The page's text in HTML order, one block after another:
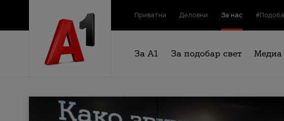
Приватни Деловни За нас
За А1 За подобар свет Медиа